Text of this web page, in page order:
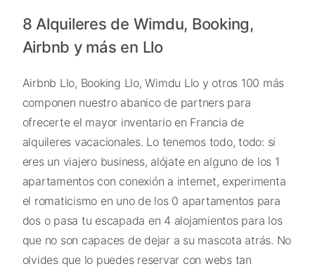
8 Alquileres de Wimdu, Booking,
Airbnb y más en Llo
Airbnb Llo, Booking Llo, Wimdu Llo y otros 100 más
componen nuestro abanico de partners para
ofrecerte el mayor inventario en Francia de
alquileres vacacionales. Lo tenemos todo, todo: si
eres un viajero business, alójate en alguno de los 1
apartamentos con conexión a internet, experimenta
el romaticismo en uno de los 0 apartamentos para
dos o pasa tu escapada en 4 alojamientos para los
que no son capaces de dejar a su mascota atrás. No
olvides que lo puedes reservar con webs tan